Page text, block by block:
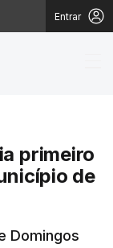
Entrar
primeiro
de
Domingos